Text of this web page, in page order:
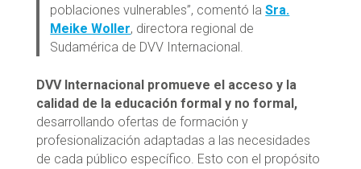
poblaciones vulnerables”, comentó laSra.
Meike Woller, directora regional de
Sudamérica de DVV Internacional.
DVV Internacional promueve el acceso y la
calidad de la educación formal y no formal,
desarrollando ofertas de formación y
profesionalización adaptadas a las necesidades
de cada público específico. Esto con el propósito